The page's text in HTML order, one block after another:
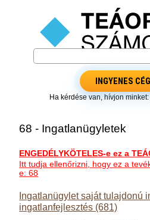
INGYENES
Ha kérdése van, hívjon minket:
68 - Ingatlanügyletek
ENGEDÉLYKÖTELES-e ez a
Itt tudja ellenőrizni, hogy ez a
e: 68
Ingatlanügylet saját tulajdonú
ingatlanfejlesztés (681)